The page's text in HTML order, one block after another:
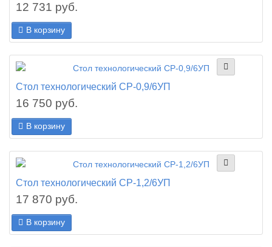
12 731 руб.
В корзину
Стол технологический СР-0,9/6УП
16 750 руб.
В корзину
Стол технологический СР-1,2/6УП
17 870 руб.
В корзину